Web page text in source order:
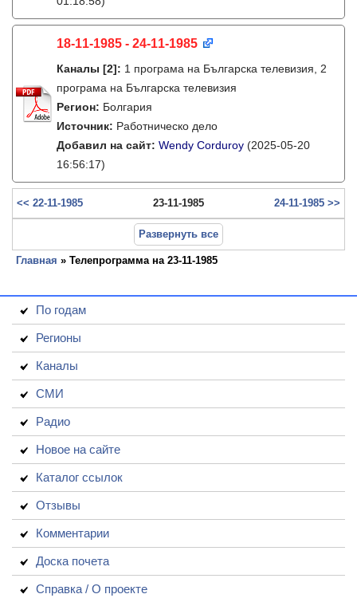
18-11-1985 - 24-11-1985
Каналы [2]: 1 програма на Българска телевизия, 2
програма на Българска телевизия
Регион: Болгария
Источник: Работническо дело
Добавил на сайт: Wendy Corduroy (2025-05-20
16:56:17)
<< 22-11-1985 23-11-1985 24-11-1985 >>
Развернуть все
Главная » Телепрограмма на 23-11-1985
По годам
Регионы
Каналы
СМИ
Радио
Новое на сайте
Каталог ссылок
Отзывы
Комментарии
Доска почета
Справка / О проекте